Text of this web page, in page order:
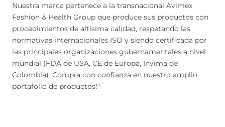
Nuestra marca pertenece a la transnacional Avimex
Fashion & Health Group que produce sus productos con
procedimientos de altisima calidad, respetando las
normativas internacionales ISO y siendo certificada por
las principales organizaciones gubernamentales a nivel
mundial (FDA de USA, CE de Europa, Invima de
Colombia). Compra con confianza en nuestro amplio
portafolio de productos!"